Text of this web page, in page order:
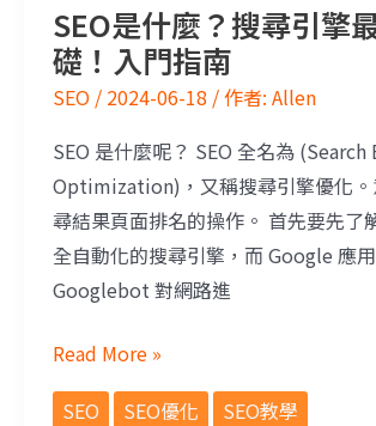
SEO是什麼？搜尋引擎
礎！入門指南
SEO / 2024-06-18 / 作者: Allen
SEO 是什麼呢？ SEO 全名為 (Search
Optimization)，又稱搜尋引擎優化。
尋結果頁面排名的操作。 首先要先了
全自動化的搜尋引擎，而 Google 應
Googlebot 對網路進
Read More »
SEO
SEO優化 SEO教學